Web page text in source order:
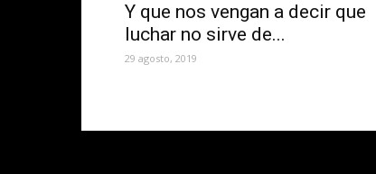
Y que nos vengan a decir que
luchar no sirve de...
29 agosto, 2019